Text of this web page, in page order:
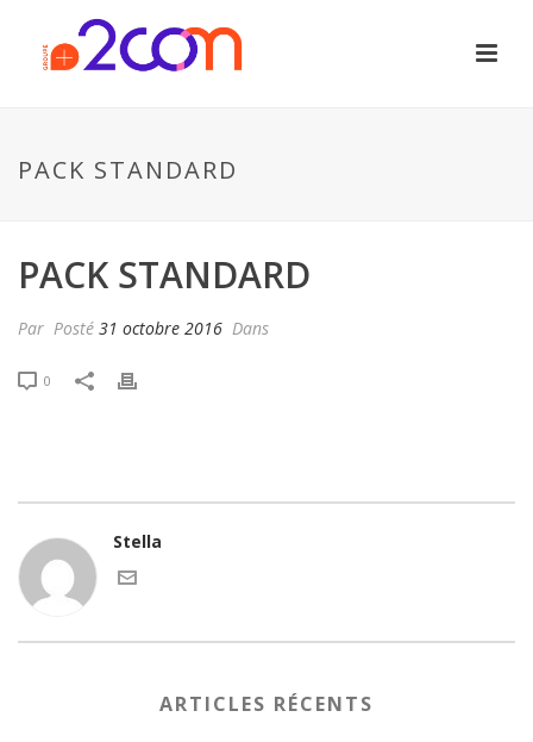
PACK STANDARD
PACK STANDARD
Par Posté 31 octobre 2016 Dans
0
Stella
ARTICLES RÉCENTS